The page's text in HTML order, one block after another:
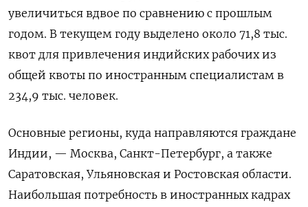
увеличиться вдвое по сравнению с прошлым
годом. В текущем году выделено около 71,8 тыс.
квот для привлечения индийских рабочих из
общей квоты по иностранным специалистам в
234,9 тыс. человек.
Основные регионы, куда направляются граждане
Индии, — Москва, Санкт-Петербург, а также
Саратовская, Ульяновская и Ростовская области.
Наибольшая потребность в иностранных кадрах